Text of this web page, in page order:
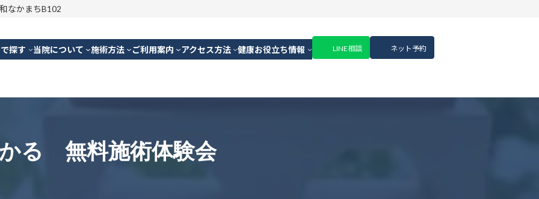
なかまちB102
探す 当院について 施術方法 ご利用案内 アクセス方法 健康お役立ち情報 LINE相談 ネット予約
る 無料施術体験会